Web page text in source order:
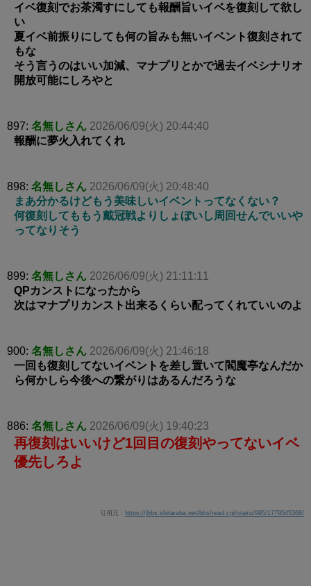
イベ復刻でお茶濁すにしても報酬旨いイベを復刻して欲し
い
夏イベ前振りにしても何の旨みも無いイベント復刻されて
もな
そう言うのはいい加減、マナプリとかで過去イベシナリオ
開放可能にしろやと
897: 名無しさん 2026/06/09(火) 20:44:40
報酬に夢火入れてくれ
898: 名無しさん 2026/06/09(火) 20:48:40
まあ分かるけどもう美味しいイベントってなくない？
何復刻してももう戴冠戦よりしょぼいし周回せんでいいや
ってなりそう
899: 名無しさん 2026/06/09(火) 21:11:11
QPカンストになったから
次はマナプリカンスト出来るくらい配ってくれていいのよ
900: 名無しさん 2026/06/09(火) 21:46:18
一回も復刻してないイベントを差し置いて閻魔亭なんだか
ら何かしら今後への繋がりはあるんだろうな
886: 名無しさん 2026/06/09(火) 19:40:23
再復刻はいいけど1回目の復刻やってないイベ
優先しろよ
引用元： https://jbbs.shitaraba.net/bbs/read.cgi/otaku/995/1779545368/